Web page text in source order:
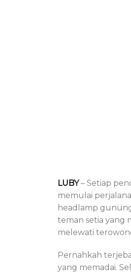
LUBY– Setiap
memulai
headlamp
teman setia yang
melewati
Pernahkah
yang memadai.